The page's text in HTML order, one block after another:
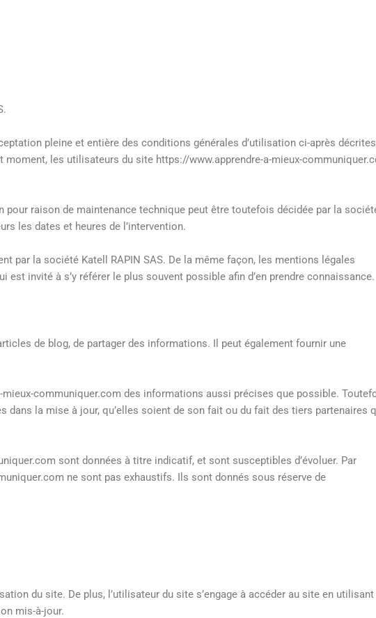
pleine et entière des conditions générales d’utilisation ci-après
les utilisateurs du site https://www.apprendre-a-mieux-
raison de maintenance technique peut être toutefois décidée par la
les dates et heures de l’intervention.
par la société Katell RAPIN SAS. De la même façon, les mentions légales
invité à s’y référer le plus souvent possible afin d’en prendre connaissance.
de blog, de partager des informations. Il peut également fournir une
communiquer.com des informations aussi précises que possible.
la mise à jour, qu’elles soient de son fait ou du fait des tiers partenaires
sont données à titre indicatif, et sont susceptibles d’évoluer. Par
ne sont pas exhaustifs. Ils sont donnés sous réserve de
du site. De plus, l’utilisateur du site s’engage à accéder au site en utilisant
mis-à-jour.